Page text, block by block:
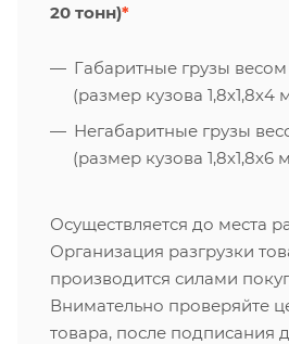
20 тонн)*
Габаритные грузы весом
(размер кузова 1,8х1,8х4
Негабаритные грузы
(размер кузова 1,8х1,8х6
Осуществляется до места
Организация разгрузки
производится силами
Внимательно проверяйте
товара, после подписания